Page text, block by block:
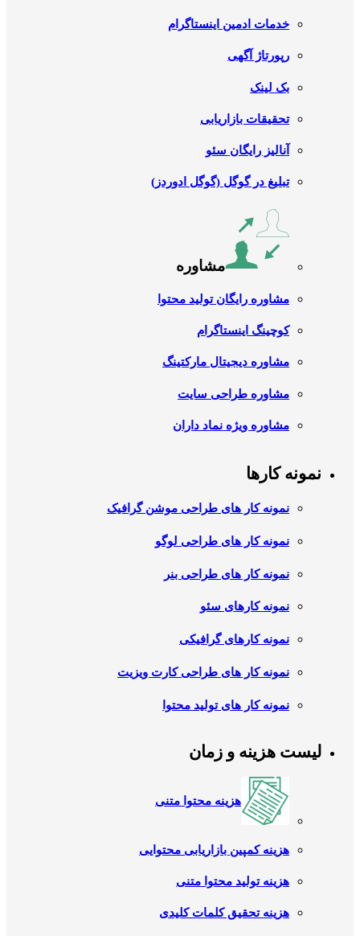
خدمات ادمین اینستاگرام
رپورتاژ آگهی
بک لینک
تحقیقات بازاریابی
آنالیز رایگان سئو
تبلیغ در گوگل (گوگل ادوردز)
مشاوره
مشاوره رایگان تولید محتوا
کوچینگ اینستاگرام
مشاوره دیجیتال مارکتینگ
مشاوره طراحی سایت
مشاوره ویژه نماد داران
نمونه کارها
نمونه کار های طراحی موشن گرافیک
نمونه کار های طراحی لوگو
نمونه کار های طراحی بنر
نمونه کارهای سئو
نمونه کارهای گرافیکی
نمونه کار های طراحی کارت ویزیت
نمونه کار های تولید محتوا
لیست هزینه و زمان
هزینه محتوا متنی
هزینه کمپین بازاریابی محتوایی
هزینه تولید محتوا متنی
هزینه تحقیق کلمات کلیدی